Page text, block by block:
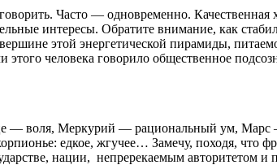
Часто — одновременно. Качественная
интересы. Обратите внимание, как
этой энергетической пирамиды,
человека говорило общественное
— воля, Меркурий — рациональный ум,
едкое, жгучее… Замечу, походя, что
нации, непререкаемым авторитетом и